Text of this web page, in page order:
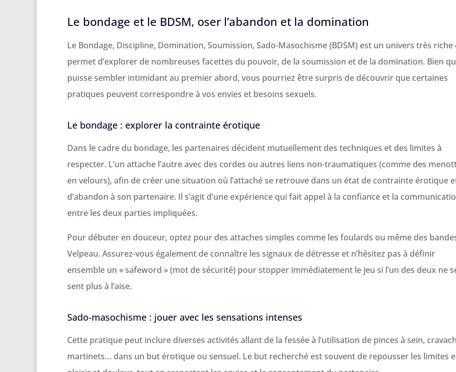
Le bondage et le BDSM, oser l’abandon et la domination
Le Bondage, Discipline, Domination, Soumission, Sado-Masochisme (BDSM) est un univers très riche
permet d’explorer de nombreuses facettes du pouvoir, de la soumission et de la domination. Bien
puisse sembler intimidant au premier abord, vous pourriez être surpris de découvrir que certaines
pratiques peuvent correspondre à vos envies et besoins sexuels.
Le bondage : explorer la contrainte érotique
Dans le cadre du bondage, les partenaires décident mutuellement des techniques et des limites à
respecter. L’un attache l’autre avec des cordes ou autres liens non-traumatiques (comme des
en velours), afin de créer une situation où l’attaché se retrouve dans un état de contrainte érotique
d’abandon à son partenaire. Il s’agit d’une expérience qui fait appel à la confiance et la
entre les deux parties impliquées.
Pour débuter en douceur, optez pour des attaches simples comme les foulards ou même des
Velpeau. Assurez-vous également de connaître les signaux de détresse et n’hésitez pas à définir
ensemble un « safeword » (mot de sécurité) pour stopper immédiatement le jeu si l’un des deux ne
sent plus à l’aise.
Sado-masochisme : jouer avec les sensations intenses
Cette pratique peut inclure diverses activités allant de la fessée à l’utilisation de pinces à sein,
martinets… dans un but érotique ou sensuel. Le but recherché est souvent de repousser les limites